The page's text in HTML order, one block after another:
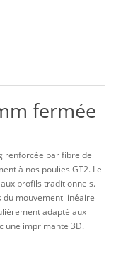
fermée
renforcée par fibre de
à nos poulies GT2. Le
profils traditionnels.
du mouvement linéaire
adapté aux
une imprimante 3D.